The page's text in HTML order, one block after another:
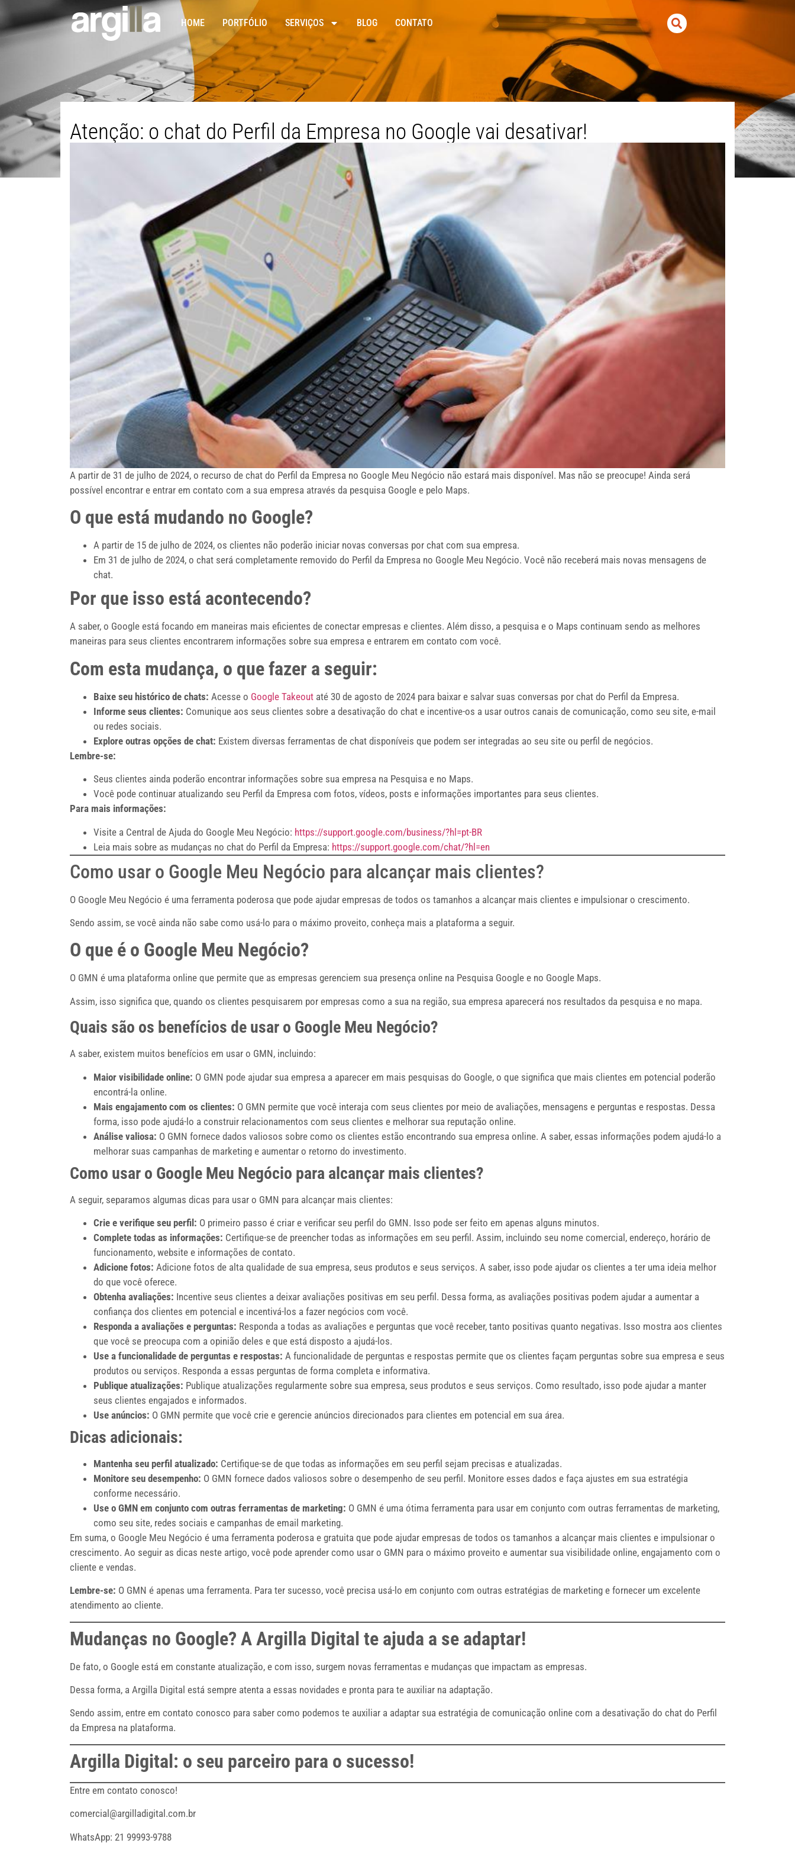
HOME PORTFÓLIO SERVIÇOS BLOG CONTATO
Atenção: o chat do Perfil da Empresa no Google vai desativar!
A partir de 31 de julho de 2024, o recurso de chat do Perfil da Empresa no Google Meu Negócio não estará mais disponível. Mas não se preocupe! Ainda será
possível encontrar e entrar em contato com a sua empresa através da pesquisa Google e pelo Maps.
O que está mudando no Google?
A partir de 15 de julho de 2024, os clientes não poderão iniciar novas conversas por chat com sua empresa.
Em 31 de julho de 2024, o chat será completamente removido do Perfil da Empresa no Google Meu Negócio. Você não receberá mais novas mensagens de
chat.
Por que isso está acontecendo?
A saber, o Google está focando em maneiras mais eficientes de conectar empresas e clientes. Além disso, a pesquisa e o Maps continuam sendo as melhores
maneiras para seus clientes encontrarem informações sobre sua empresa e entrarem em contato com você.
Com esta mudança, o que fazer a seguir:
Baixe seu histórico de chats: Acesse o Google Takeout até 30 de agosto de 2024 para baixar e salvar suas conversas por chat do Perfil da Empresa.
Informe seus clientes: Comunique aos seus clientes sobre a desativação do chat e incentive-os a usar outros canais de comunicação, como seu site, e-mail
ou redes sociais.
Explore outras opções de chat: Existem diversas ferramentas de chat disponíveis que podem ser integradas ao seu site ou perfil de negócios.
Lembre-se:
Seus clientes ainda poderão encontrar informações sobre sua empresa na Pesquisa e no Maps.
Você pode continuar atualizando seu Perfil da Empresa com fotos, vídeos, posts e informações importantes para seus clientes.
Para mais informações:
Visite a Central de Ajuda do Google Meu Negócio: https://support.google.com/business/?hl=pt-BR
Leia mais sobre as mudanças no chat do Perfil da Empresa: https://support.google.com/chat/?hl=en
Como usar o Google Meu Negócio para alcançar mais clientes?
O Google Meu Negócio é uma ferramenta poderosa que pode ajudar empresas de todos os tamanhos a alcançar mais clientes e impulsionar o crescimento.
Sendo assim, se você ainda não sabe como usá-lo para o máximo proveito, conheça mais a plataforma a seguir.
O que é o Google Meu Negócio?
O GMN é uma plataforma online que permite que as empresas gerenciem sua presença online na Pesquisa Google e no Google Maps.
Assim, isso significa que, quando os clientes pesquisarem por empresas como a sua na região, sua empresa aparecerá nos resultados da pesquisa e no mapa.
Quais são os benefícios de usar o Google Meu Negócio?
A saber, existem muitos benefícios em usar o GMN, incluindo:
Maior visibilidade online: O GMN pode ajudar sua empresa a aparecer em mais pesquisas do Google, o que significa que mais clientes em potencial poderão
encontrá-la online.
Mais engajamento com os clientes: O GMN permite que você interaja com seus clientes por meio de avaliações, mensagens e perguntas e respostas. Dessa
forma, isso pode ajudá-lo a construir relacionamentos com seus clientes e melhorar sua reputação online.
Análise valiosa: O GMN fornece dados valiosos sobre como os clientes estão encontrando sua empresa online. A saber, essas informações podem ajudá-lo a
melhorar suas campanhas de marketing e aumentar o retorno do investimento.
Como usar o Google Meu Negócio para alcançar mais clientes?
A seguir, separamos algumas dicas para usar o GMN para alcançar mais clientes:
Crie e verifique seu perfil: O primeiro passo é criar e verificar seu perfil do GMN. Isso pode ser feito em apenas alguns minutos.
Complete todas as informações: Certifique-se de preencher todas as informações em seu perfil. Assim, incluindo seu nome comercial, endereço, horário de
funcionamento, website e informações de contato.
Adicione fotos: Adicione fotos de alta qualidade de sua empresa, seus produtos e seus serviços. A saber, isso pode ajudar os clientes a ter uma ideia melhor
do que você oferece.
Obtenha avaliações: Incentive seus clientes a deixar avaliações positivas em seu perfil. Dessa forma, as avaliações positivas podem ajudar a aumentar a
confiança dos clientes em potencial e incentivá-los a fazer negócios com você.
Responda a avaliações e perguntas: Responda a todas as avaliações e perguntas que você receber, tanto positivas quanto negativas. Isso mostra aos clientes
que você se preocupa com a opinião deles e que está disposto a ajudá-los.
Use a funcionalidade de perguntas e respostas: A funcionalidade de perguntas e respostas permite que os clientes façam perguntas sobre sua empresa e seus
produtos ou serviços. Responda a essas perguntas de forma completa e informativa.
Publique atualizações: Publique atualizações regularmente sobre sua empresa, seus produtos e seus serviços. Como resultado, isso pode ajudar a manter
seus clientes engajados e informados.
Use anúncios: O GMN permite que você crie e gerencie anúncios direcionados para clientes em potencial em sua área.
Dicas adicionais:
Mantenha seu perfil atualizado: Certifique-se de que todas as informações em seu perfil sejam precisas e atualizadas.
Monitore seu desempenho: O GMN fornece dados valiosos sobre o desempenho de seu perfil. Monitore esses dados e faça ajustes em sua estratégia
conforme necessário.
Use o GMN em conjunto com outras ferramentas de marketing: O GMN é uma ótima ferramenta para usar em conjunto com outras ferramentas de marketing,
como seu site, redes sociais e campanhas de email marketing.
Em suma, o Google Meu Negócio é uma ferramenta poderosa e gratuita que pode ajudar empresas de todos os tamanhos a alcançar mais clientes e impulsionar o
crescimento. Ao seguir as dicas neste artigo, você pode aprender como usar o GMN para o máximo proveito e aumentar sua visibilidade online, engajamento com o
cliente e vendas.
Lembre-se: O GMN é apenas uma ferramenta. Para ter sucesso, você precisa usá-lo em conjunto com outras estratégias de marketing e fornecer um excelente
atendimento ao cliente.
Mudanças no Google? A Argilla Digital te ajuda a se adaptar!
De fato, o Google está em constante atualização, e com isso, surgem novas ferramentas e mudanças que impactam as empresas.
Dessa forma, a Argilla Digital está sempre atenta a essas novidades e pronta para te auxiliar na adaptação.
Sendo assim, entre em contato conosco para saber como podemos te auxiliar a adaptar sua estratégia de comunicação online com a desativação do chat do Perfil
da Empresa na plataforma.
Argilla Digital: o seu parceiro para o sucesso!
Entre em contato conosco!
comercial@argilladigital.com.br
WhatsApp: 21 99993-9788